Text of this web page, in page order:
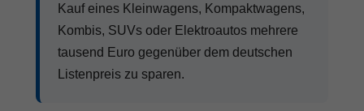
Kauf eines Kleinwagens, Kompaktwagens,
Kombis, SUVs oder Elektroautos mehrere
tausend Euro gegenüber dem deutschen
Listenpreis zu sparen.